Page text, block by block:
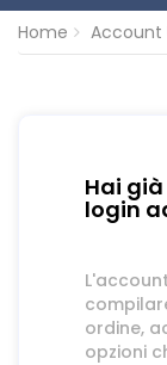
Home Account
Hai
login
ordine,
opzioni